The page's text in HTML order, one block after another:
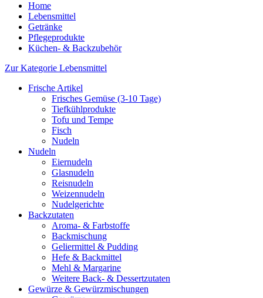
Home
Lebensmittel
Getränke
Pflegeprodukte
Küchen- & Backzubehör
Zur Kategorie Lebensmittel
Frische Artikel
Frisches Gemüse (3-10 Tage)
Tiefkühlprodukte
Tofu und Tempe
Fisch
Nudeln
Nudeln
Eiernudeln
Glasnudeln
Reisnudeln
Weizennudeln
Nudelgerichte
Backzutaten
Aroma- & Farbstoffe
Backmischung
Geliermittel & Pudding
Hefe & Backmittel
Mehl & Margarine
Weitere Back- & Dessertzutaten
Gewürze & Gewürzmischungen